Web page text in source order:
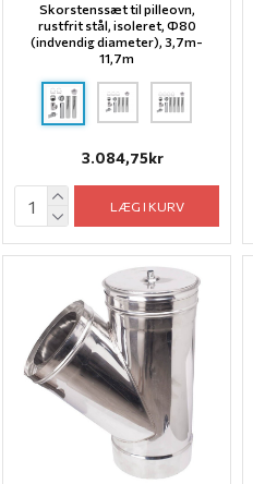
Skorstenssæt til pilleovn,
rustfrit stål, isoleret, Ф80
(indvendig diameter), 3,7m-
11,7m
3.084,75kr
LÆG I KURV